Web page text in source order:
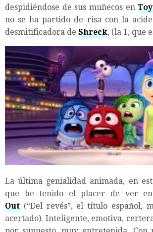
despidiéndose de sus muñecos en
no se ha partido de risa con la
desmitificadora de Shreck, (la 1, que
La última genialidad animada, en
que he tenido el placer de ver
Out (“Del revés”, el título español,
acertado). Inteligente, emotiva,